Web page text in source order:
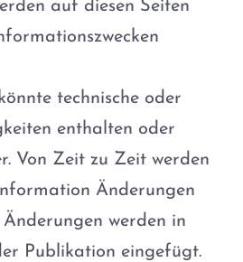
auf diesen Seiten
technische oder
enthalten oder
Von Zeit zu Zeit werden
Änderungen
werden in
Publikation eingefügt.